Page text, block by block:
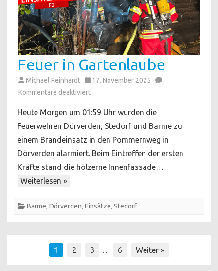
Feuer in Gartenlaube
Michael Reinhardt
17. November 2025
Kommentare deaktiviertfür
in
Gartenlaube
Heute Morgen um 01:59 Uhr wurden die
Feuerwehren Dörverden, Stedorf und Barme zu
einem Brandeinsatz in den Pommernweg in
Dörverden alarmiert. Beim Eintreffen der ersten
Kräfte stand die hölzerne Innenfassade…
Weiterlesen »
Barme, Dörverden, Einsätze, Stedorf
Seitennummerierung
1 2 3 6 Weiter »